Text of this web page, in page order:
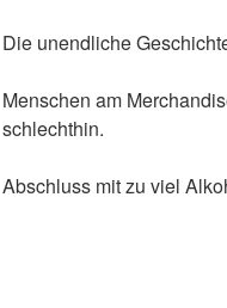
Die unendliche
Menschen am
schlechthin.
Abschluss mit zu viel